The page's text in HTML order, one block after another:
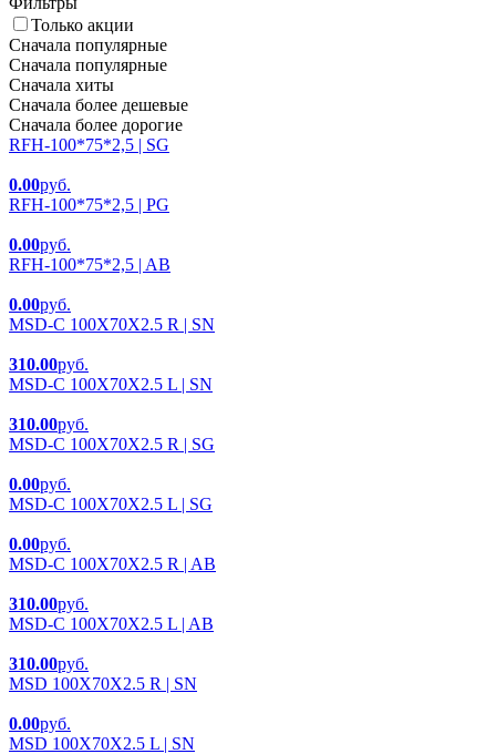
Только акции
Сначала популярные
Сначала популярные
Сначала хиты
Сначала более дешевые
Сначала более дорогие
RFH-100*75*2,5 | SG
0.00руб.
RFH-100*75*2,5 | PG
0.00руб.
RFH-100*75*2,5 | AB
0.00руб.
MSD-C 100X70X2.5 R | SN
310.00руб.
MSD-C 100X70X2.5 L | SN
310.00руб.
MSD-C 100X70X2.5 R | SG
0.00руб.
MSD-C 100X70X2.5 L | SG
0.00руб.
MSD-C 100X70X2.5 R | AB
310.00руб.
MSD-C 100X70X2.5 L | AB
310.00руб.
MSD 100X70X2.5 R | SN
0.00руб.
MSD 100X70X2.5 L | SN